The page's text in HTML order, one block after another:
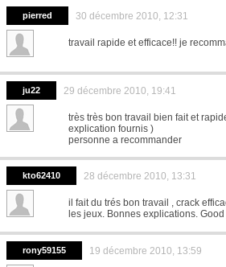
pierred 30 décembre 2010, 12:31
travail rapide et efficace!! je
ju22 29 décembre 2010, 19:41
très très bon travail bien fait et
explication fournis )
personne a recommander
kto62410 28 décembre 2010, 13:31
il fait du trés bon travail , crack
les jeux. Bonnes explications.
rony59155 19 décembre 2010, 13:59